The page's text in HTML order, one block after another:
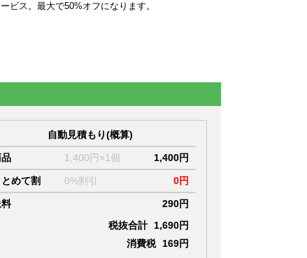
ビス。最大で50%オフになります。
自動見積もり(概算)
1,400円×1個 1,400円
とめて割 0%割引 0円
290円
税抜合計 1,690円
消費税 169円